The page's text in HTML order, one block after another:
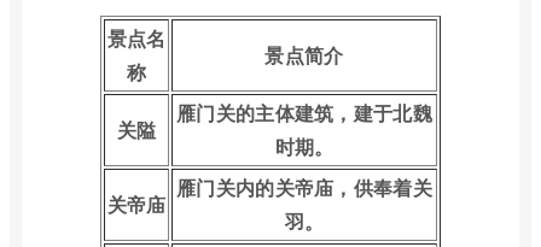
景点名
称
景点简介
关隘
雁门关的主体建筑，建于北魏
时期。
关帝庙
雁门关内的关帝庙，供奉着关
羽。